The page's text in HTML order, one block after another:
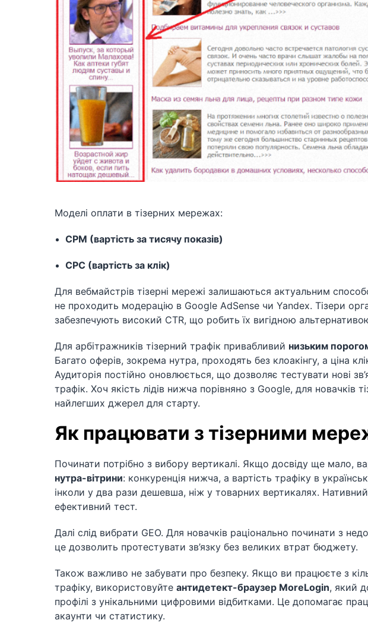
Моделі оплати в тізерних мережах:
CPM (вартість за тисячу показів)
CPC (вартість за клік)
Для вебмайстрів тізерні мережі залишаються актуальним
не проходить модерацію в Google AdSense чи Yandex. Тізери
забезпечують високий CTR, що робить їх вигідною
Для арбітражників тізерний трафік привабливий низьким
Багато оферів, зокрема нутра, проходять без клоакінгу, а ціна
Аудиторія постійно оновлюється, що дозволяє тестувати нові
трафік. Хоч якість лідів нижча порівняно з Google, для новачків
найлегших джерел для старту.
Як працювати з тізерними
Починати потрібно з вибору вертикалі. Якщо досвіду ще мало,
нутра-вітрини: конкуренція нижча, а вартість трафіку в
інколи у два рази дешевша, ніж у товарних вертикалях.
ефективний тест.
Далі слід вибрати GEO. Для новачків раціонально починати з
це дозволить протестувати зв’язку без великих втрат бюджету.
Також важливо не забувати про безпеку. Якщо ви працюєте з
трафіку, використовуйте антидетект-браузер MoreLogin, який
профілі з унікальними цифровими відбитками. Це допомагає
акаунти чи статистику.